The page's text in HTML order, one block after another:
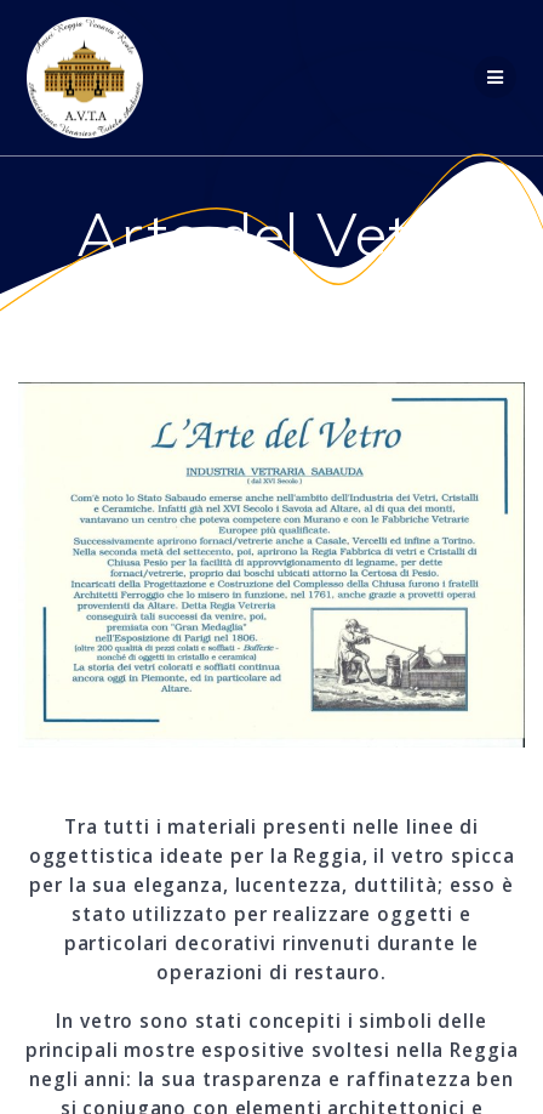
Arte del Vetro
Tra tutti i materiali presenti nelle linee di
oggettistica ideate per la Reggia, il vetro spicca
per la sua eleganza, lucentezza, duttilità; esso è
stato utilizzato per realizzare oggetti e
particolari decorativi rinvenuti durante le
operazioni di restauro.
In vetro sono stati concepiti i simboli delle
principali mostre espositive svoltesi nella Reggia
negli anni: la sua trasparenza e raffinatezza ben
si coniugano con elementi architettonici e